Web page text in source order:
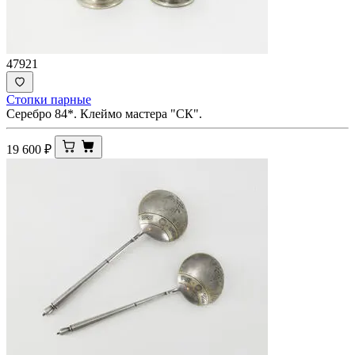
47921
Стопки парные
Серебро 84*. Клеймо мастера "СК".
19 600 ₽